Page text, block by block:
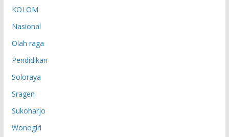
KOLOM
Nasional
Olah raga
Pendidikan
Soloraya
Sragen
Sukoharjo
Wonogiri